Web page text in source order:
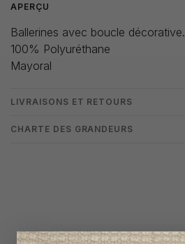
APERÇU
Ballerines avec boucle décorative.
100% Polyuréthane
Mayoral
LIVRAISONS ET RETOURS
CHARTE DES GRANDEURS